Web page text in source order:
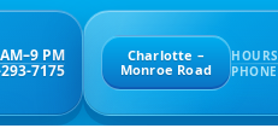
PM
7175
Charlotte –
Monroe Road
HOURS
PHONE